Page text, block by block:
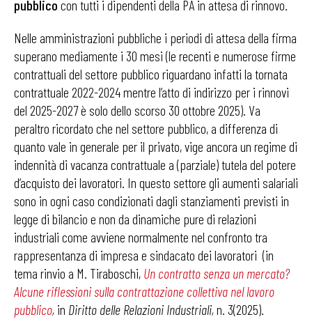
pubblico con tutti i dipendenti della PA in attesa di rinnovo.
Nelle amministrazioni pubbliche i periodi di attesa della firma
superano mediamente i 30 mesi (le recenti e numerose firme
contrattuali del settore pubblico riguardano infatti la tornata
contrattuale 2022-2024 mentre l’atto di indirizzo per i rinnovi
del 2025-2027 è solo dello scorso 30 ottobre 2025). Va
peraltro ricordato che nel settore pubblico, a differenza di
quanto vale in generale per il privato, vige ancora un regime di
indennità di vacanza contrattuale a (parziale) tutela del potere
d’acquisto dei lavoratori. In questo settore gli aumenti salariali
sono in ogni caso condizionati dagli stanziamenti previsti in
legge di bilancio e non da dinamiche pure di relazioni
industriali come avviene normalmente nel confronto tra
rappresentanza di impresa e sindacato dei lavoratori (in
tema rinvio a M. Tiraboschi, Un contratto senza un mercato?
Alcune riflessioni sulla contrattazione collettiva nel lavoro
pubblico, in Diritto delle Relazioni Industriali,n. 3(2025).